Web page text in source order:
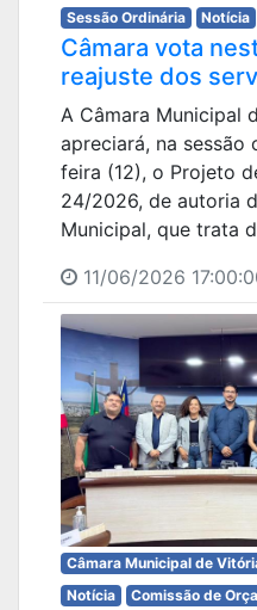
Sessão Ordinária Notícia
Câmara vota
reajuste dos
A Câmara Municipal
apreciará, na
feira (12), o Projeto
24/2026, de autoria
Municipal, que trata
11/06/2026
Câmara Municipal de
Notícia
Comissão de